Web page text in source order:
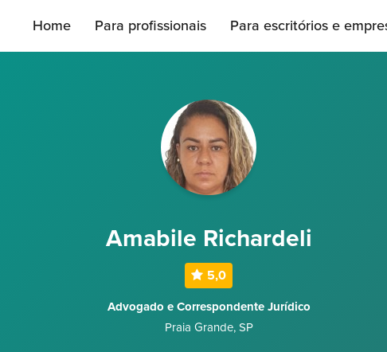
Home Para profissionais Para escritórios e
Amabile Richardeli
5,0
Advogado e Correspondente Jurídico
Praia Grande, SP